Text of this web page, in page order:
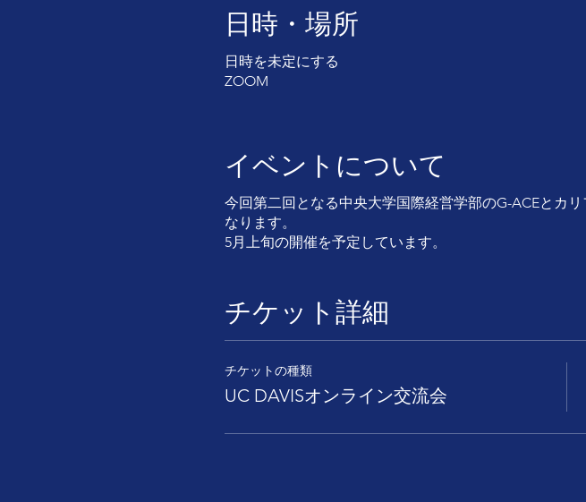
日時・場所
日時を未定にする
ZOOM
イベントについて
今回第二回となる中央大学国際経営学部のG-ACEとカ
なります。
5月上旬の開催を予定しています。
チケット詳細
チケットの種類
UC DAVISオンライン交流会